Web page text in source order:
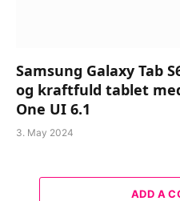
Samsung Galaxy Tab
og kraftfuld tablet
One UI 6.1
3. May 2024
ADD A